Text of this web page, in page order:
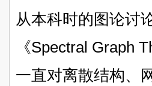
从本科时的图论讨
《Spectral Graph
一直对离散结构、